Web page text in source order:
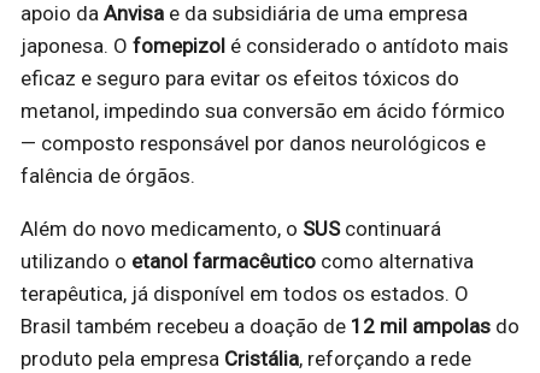
apoio da Anvisa e da subsidiária de uma empresa
japonesa. O fomepizol é considerado o antídoto mais
eficaz e seguro para evitar os efeitos tóxicos do
metanol, impedindo sua conversão em ácido fórmico
— composto responsável por danos neurológicos e
falência de órgãos.
Além do novo medicamento, o SUScontinuará
utilizando o etanol farmacêutico como alternativa
terapêutica, já disponível em todos os estados. O
Brasil também recebeu a doação de 12 mil ampolas do
produto pela empresa Cristália, reforçando a rede